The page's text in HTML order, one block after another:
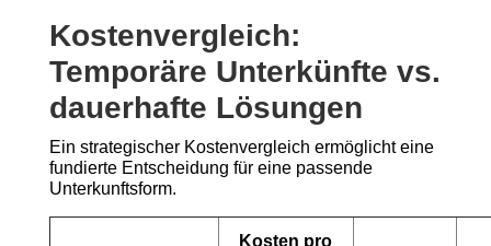
Kostenvergleich:
Temporäre Unterkünfte vs.
dauerhafte Lösungen
Ein strategischer Kostenvergleich ermöglicht eine
fundierte Entscheidung für eine passende
Unterkunftsform.
Kosten pro